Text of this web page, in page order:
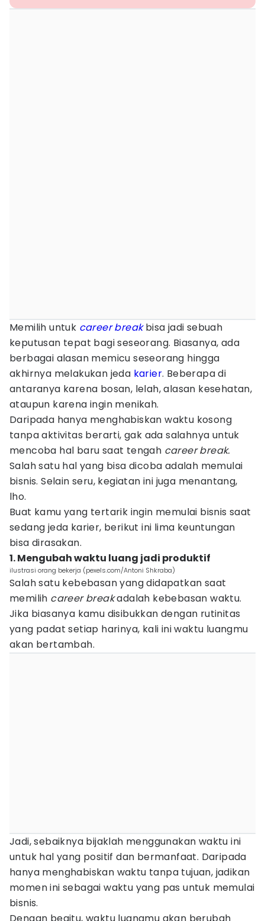
Memilih untuk career breakbisa jadi sebuah
keputusan tepat bagi seseorang. Biasanya, ada
berbagai alasan memicu seseorang hingga
akhirnya melakukan jeda karier. Beberapa di
antaranya karena bosan, lelah, alasan kesehatan,
ataupun karena ingin menikah.
Daripada hanya menghabiskan waktu kosong
tanpa aktivitas berarti, gak ada salahnya untuk
mencoba hal baru saat tengah career break.
Salah satu hal yang bisa dicoba adalah memulai
bisnis. Selain seru, kegiatan ini juga menantang,
lho.
Buat kamu yang tertarik ingin memulai bisnis saat
sedang jeda karier, berikut ini lima keuntungan
bisa dirasakan.
1. Mengubah waktu luang jadi produktif
ilustrasi orang bekerja (pexels.com/Antoni Shkraba)
Salah satu kebebasan yang didapatkan saat
memilih career breakadalah kebebasan waktu.
Jika biasanya kamu disibukkan dengan rutinitas
yang padat setiap harinya, kali ini waktu luangmu
akan bertambah.
Jadi, sebaiknya bijaklah menggunakan waktu ini
untuk hal yang positif dan bermanfaat. Daripada
hanya menghabiskan waktu tanpa tujuan, jadikan
momen ini sebagai waktu yang pas untuk memulai
bisnis.